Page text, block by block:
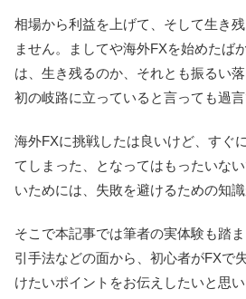
相場から利益を上げて、そして生き
ません。ましてや海外FXを始めたば
は、生き残るのか、それとも振るい
初の岐路に立っていると言っても過言
海外FXに挑戦したは良いけど、すぐ
てしまった、となってはもったいな
いためには、失敗を避けるための知識
そこで本記事では筆者の実体験も踏
引手法などの面から、初心者がFXで
けたいポイントをお伝えしたいと思い